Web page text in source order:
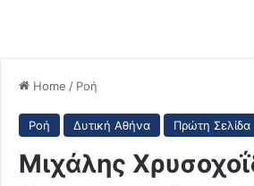
Home / Ροή
Ροή Δυτική Αθήνα Πρώτη Σελίδα
Μιχάλης